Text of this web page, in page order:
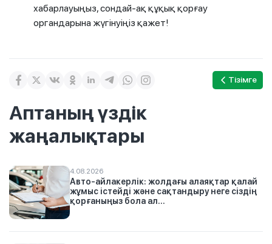
хабарлауыңыз, сондай-ақ құқық қорғау
органдарына жүгінуіңіз қажет!
Тізімге
Аптаның үздік
жаңалықтары
4.08.2026
Авто-айлакерлік: жолдағы алаяқтар қалай
жұмыс істейді және сақтандыру неге сіздің
қорғаныңыз бола ал...